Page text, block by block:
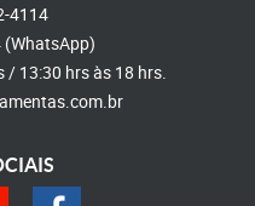
4114
(WhatsApp)
/ 13:30 hrs às 18 hrs.